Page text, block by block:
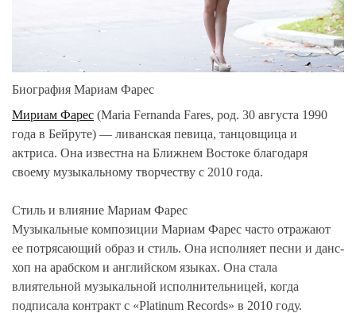
Биография Мариам Фарес
Мириам Фарес (Maria Fernanda Fares, род. 30 августа 1990
года в Бейруте) — ливанская певица, танцовщица и
актриса. Она известна на Ближнем Востоке благодаря
своему музыкальному творчеству с 2010 года.
Стиль и влияние Мариам Фарес
Музыкальные композиции Мариам Фарес часто отражают
ее потрясающий образ и стиль. Она исполняет песни и данс-
хоп на арабском и английском языках. Она стала
влиятельной музыкальной исполнительницей, когда
подписала контракт с «Platinum Records» в 2010 году.